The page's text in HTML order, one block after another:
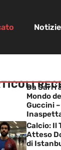
Notizie
Da Sarri
Mondo
Guccini
Calcio: Il
Atteso
di